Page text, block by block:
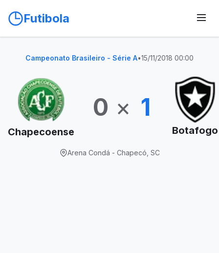
Futibola
Campeonato Brasileiro - Série A•15/11/2018 00:00
Chapecoense
0 × 1
Botafogo
Arena Condá - Chapecó, SC